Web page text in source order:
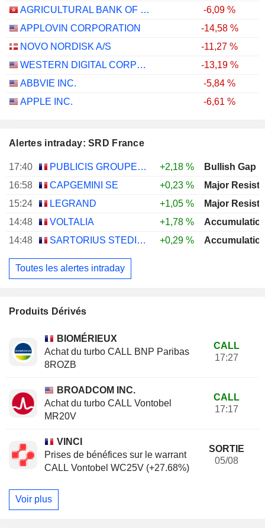
AGRICULTURAL BANK OF CHINA LIMITED
-6,09 %
APPLOVIN CORPORATION
-14,58 %
NOVO NORDISK A/S
-11,27 %
WESTERN DIGITAL CORPORATION
-13,19 %
ABBVIE INC.
-5,84 %
APPLE INC.
-6,61 %
Alertes intraday: SRD France
17:40 PUBLICIS GROUPE S.A. +2,18 %
Bullish Gap
16:58
CAPGEMINI SE
+0,23 %
15:24
LEGRAND
+1,05 %
14:48
VOLTALIA
+1,78 %
14:48
SARTORIUS STEDIM BIOTECH +0,29 %
Toutes les alertes intraday
Produits Dérivés
BIOMÉRIEUX
Achat du turbo CALL BNP Paribas
8ROZB
CALL
17:27
BROADCOM INC.
Achat du turbo CALL Vontobel
MR20V
CALL
17:17
VINCI
Prises de bénéfices sur le warrant
CALL Vontobel WC25V (+27.68%)
SORTIE
05/08
Voir plus